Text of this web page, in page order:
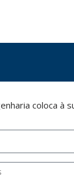
access, rectification,
coloca à